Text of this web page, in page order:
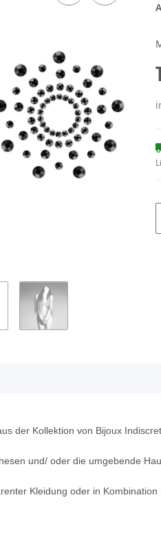
der Kollektion von Bijoux
und/ oder die umgebende
Kleidung oder in